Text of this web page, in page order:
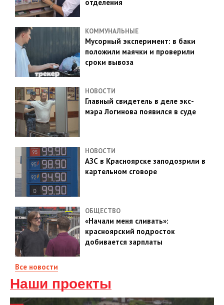
отделения
КОММУНАЛЬНЫЕ
Мусорный эксперимент: в баки
положили маячки и проверили
сроки вывоза
НОВОСТИ
Главный свидетель в деле экс-
мэра Логинова появился в суде
НОВОСТИ
АЗС в Красноярске заподозрили в
картельном сговоре
ОБЩЕСТВО
«Начали меня сливать»:
красноярский подросток
добивается зарплаты
Все новости
Наши проекты